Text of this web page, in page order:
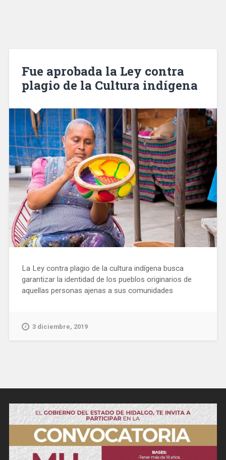
Fue aprobada la Ley contra
plagio de la Cultura indígena
La Ley contra plagio de la cultura indígena busca
garantizar la identidad de los pueblos originarios de
aquellas personas ajenas a sus comunidades
3 diciembre, 2019